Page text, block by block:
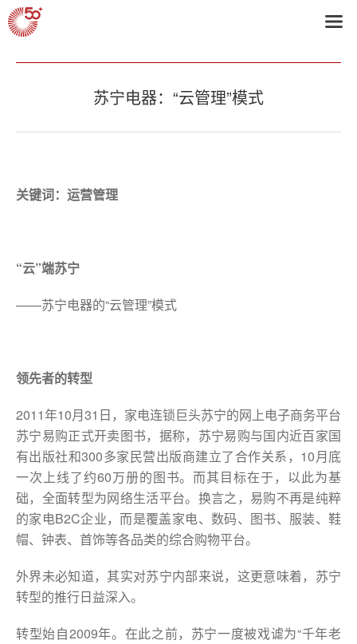
首页
苏宁电器：“云管理”模式
关键词：运营管理
“云”端苏宁
——苏宁电器的“云管理”模式
领先者的转型
2011年10月31日，家电连锁巨头苏宁的网上电子商务平台
苏宁易购正式开卖图书，据称，苏宁易购与国内近百家国
有出版社和300多家民营出版商建立了合作关系，10月底
一次上线了约60万册的图书。而其目标在于，以此为基
础，全面转型为网络生活平台。换言之，易购不再是纯粹
的家电B2C企业，而是覆盖家电、数码、图书、服装、鞋
帽、钟表、首饰等各品类的综合购物平台。
外界未必知道，其实对苏宁内部来说，这更意味着，苏宁
转型的推行日益深入。
转型始自2009年。在此之前，苏宁一度被戏谑为“千年老